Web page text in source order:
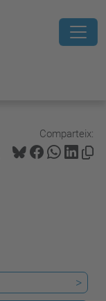
Comparteix:
>